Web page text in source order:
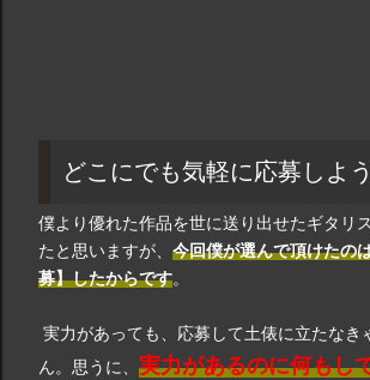
どこにでも気軽に応募しよう
僕より優れた作品を世に送り出せたギタリ
たと思いますが、 今回僕が選んで頂けたの
募】したからです。
実力があっても、応募して土俵に立たなき
ん。思うに、 実力があるのに何もし